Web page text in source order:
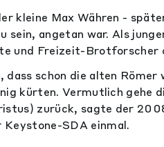
kleine Max Währen -
sein, angetan war. Als
und Freizeit-Brotforscher
dass schon die alten
kürten. Vermutlich gehe
zurück, sagte der
SDA einmal.